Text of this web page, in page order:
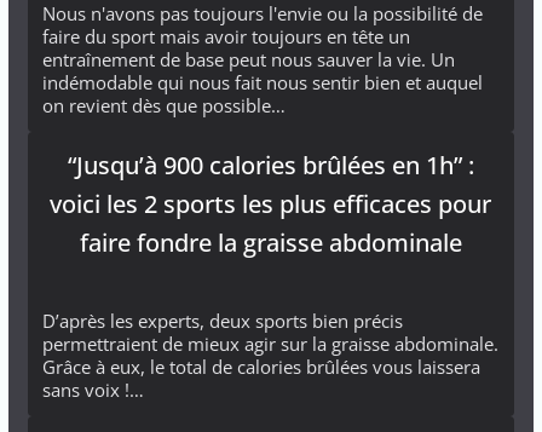
Nous n'avons pas toujours l'envie ou la possibilité de
faire du sport mais avoir toujours en tête un
entraînement de base peut nous sauver la vie. Un
indémodable qui nous fait nous sentir bien et auquel
on revient dès que possible…
“Jusqu’à 900 calories brûlées en 1h” :
voici les 2 sports les plus efficaces pour
faire fondre la graisse abdominale
D’après les experts, deux sports bien précis
permettraient de mieux agir sur la graisse abdominale.
Grâce à eux, le total de calories brûlées vous laissera
sans voix !…